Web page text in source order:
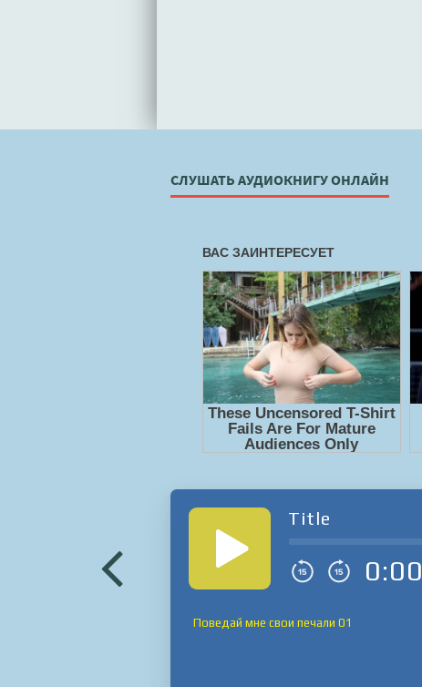
СЛУШАТЬ АУДИОКНИГУ ОНЛАЙН
Title
0:00
Поведай мне свои печали 01